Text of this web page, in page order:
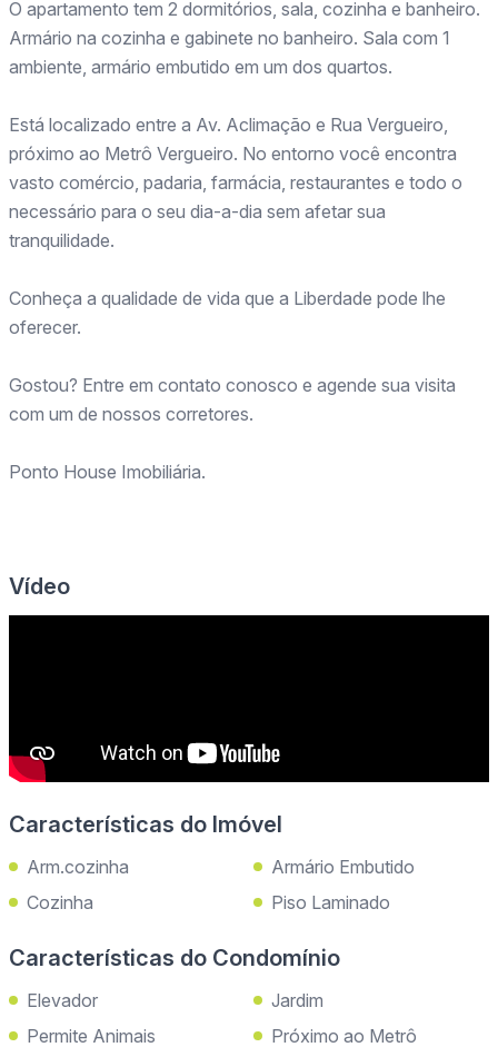
O apartamento tem 2 dormitórios, sala, cozinha e banheiro.
Armário na cozinha e gabinete no banheiro. Sala com 1
ambiente, armário embutido em um dos quartos.
Está localizado entre a Av. Aclimação e Rua Vergueiro,
próximo ao Metrô Vergueiro. No entorno você encontra
vasto comércio, padaria, farmácia, restaurantes e todo o
necessário para o seu dia-a-dia sem afetar sua
tranquilidade.
Conheça a qualidade de vida que a Liberdade pode lhe
oferecer.
Gostou? Entre em contato conosco e agende sua visita
com um de nossos corretores.
Ponto House Imobiliária.
Vídeo
Características do Imóvel
Arm.cozinha
Armário Embutido
Cozinha
Piso Laminado
Características do Condomínio
Elevador
Jardim
Permite Animais
Próximo ao Metrô